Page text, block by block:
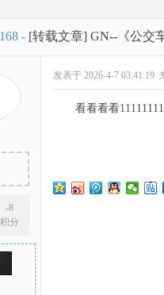
› ›
- [转载文章] GN--《公交
-8
积分
发表于 2026-4-7 03:41:19
看看看看